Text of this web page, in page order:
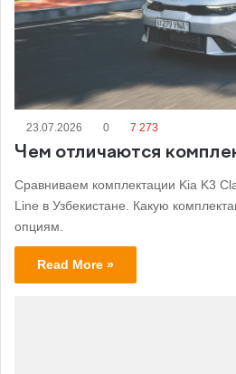
23.07.2026 0 7 273
Чем отличаются
Сравниваем комплектации Kia K3
Line в Узбекистане. Какую
опциям.
Read More »